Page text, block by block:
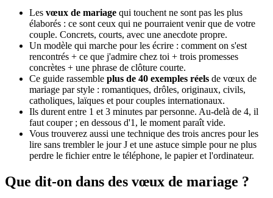
Les vœux de mariage qui touchent ne sont pas les plus
élaborés : ce sont ceux qui ne pourraient venir que de votre
couple. Concrets, courts, avec une anecdote propre.
Un modèle qui marche pour les écrire : comment on s'est
rencontrés + ce que j'admire chez toi + trois promesses
concrètes + une phrase de clôture courte.
Ce guide rassemble plus de 40 exemples réels de vœux de
mariage par style : romantiques, drôles, originaux, civils,
catholiques, laïques et pour couples internationaux.
Ils durent entre 1 et 3 minutes par personne. Au-delà de 4, il
faut couper ; en dessous d'1, le moment paraît vide.
Vous trouverez aussi une technique des trois ancres pour les
lire sans trembler le jour J et une astuce simple pour ne plus
perdre le fichier entre le téléphone, le papier et l'ordinateur.
Que dit-on dans des vœux de mariage ?